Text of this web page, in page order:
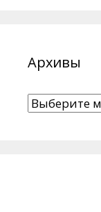
Архивы
Архивы